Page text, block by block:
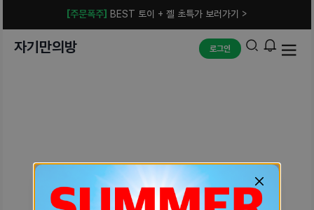
[주문폭주] BEST 토이 + 젤 초특가 보러가기 >
자기만의방 로그인